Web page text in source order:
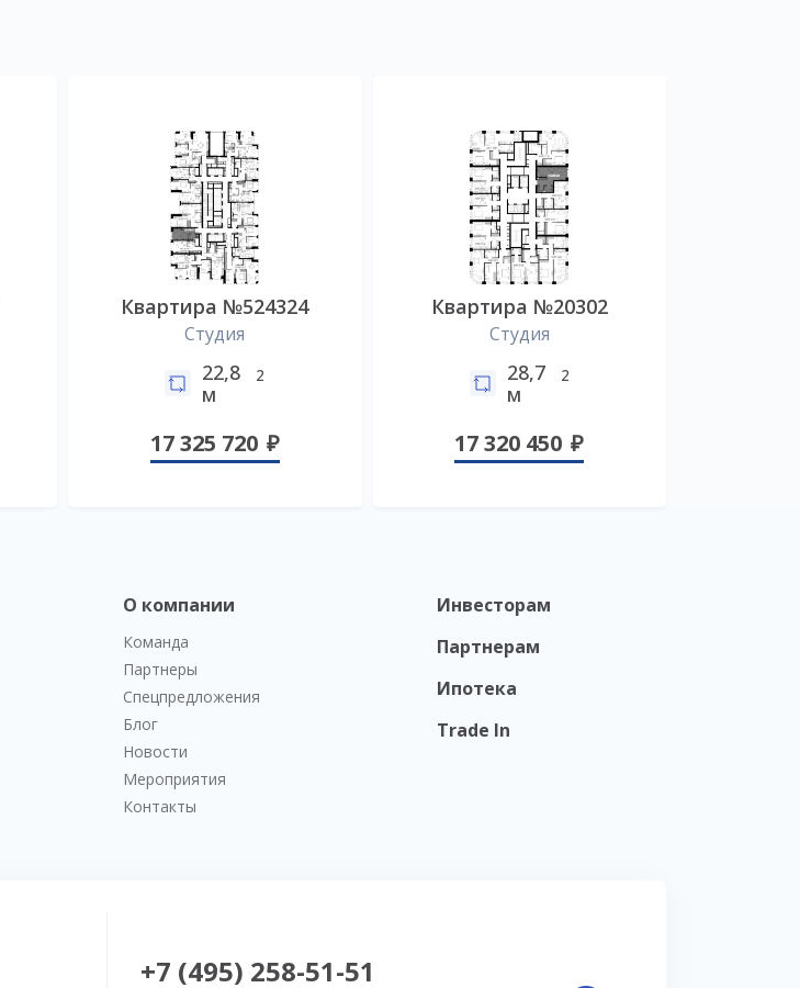
Квартира №524324
Студия
22,8
м
2
17 325 720
Квартира №20302
Студия
28,7
м
2
17 320 450
О компании
Команда
Партнеры
Спецпредложения
Блог
Новости
Мероприятия
Контакты
Инвесторам
Партнерам
Ипотека
Trade In
+7 (495) 258-51-51